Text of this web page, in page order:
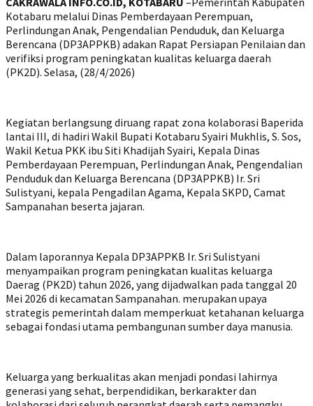
Kotabaru melalui Dinas Pemberdayaan Perempuan,
Perlindungan Anak, Pengendalian Penduduk, dan Keluarga
Berencana (DP3APPKB) adakan Rapat Persiapan Penilaian dan
verifiksi program peningkatan kualitas keluarga daerah
(PK2D). Selasa, (28/4/2026)
‎Kegiatan berlangsung diruang rapat zona kolaborasi Baperida
lantai III, di hadiri Wakil Bupati Kotabaru Syairi Mukhlis, S. Sos,
Wakil Ketua PKK ibu Siti Khadijah Syairi, Kepala Dinas
Pemberdayaan Perempuan, Perlindungan Anak, Pengendalian
Penduduk dan Keluarga Berencana (DP3APPKB) Ir. Sri
Sulistyani, kepala Pengadilan Agama, Kepala SKPD, Camat
Sampanahan beserta jajaran.
‎Dalam laporannya Kepala DP3APPKB Ir. Sri Sulistyani
menyampaikan program peningkatan kualitas keluarga
Daerag (PK2D) tahun 2026, yang dijadwalkan pada tanggal 20
Mei 2026 di kecamatan Sampanahan. merupakan upaya
strategis pemerintah dalam memperkuat ketahanan keluarga
sebagai fondasi utama pembangunan sumber daya manusia.
‎Keluarga yang berkualitas akan menjadi pondasi lahirnya
generasi yang sehat, berpendidikan, berkarakter dan